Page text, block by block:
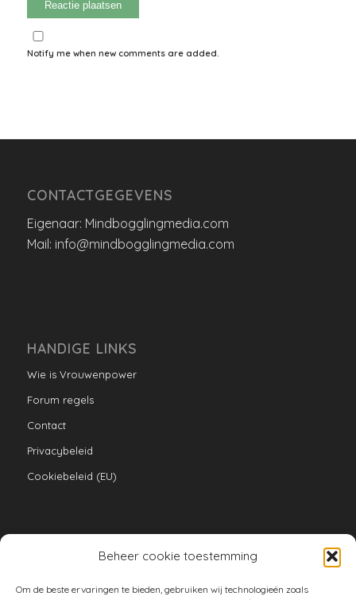
Beheer cookie toestemming
Om de beste ervaringen te bieden, gebruiken wij technologieën zoals
Notify me when new comments are added.
CONTACTGEGEVENS
Eigenaar: Mindbogglingmedia.com
Mail: info@mindbogglingmedia.com
HANDIGE LINKS
Wie is Vrouwenpower
Forum regels
Contact
Privacybeleid
Cookiebeleid (EU)